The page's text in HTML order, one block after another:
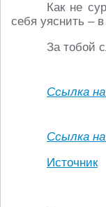
Как не
себя уяснить –
За тобой
Ссылка
Ссылка
Источник